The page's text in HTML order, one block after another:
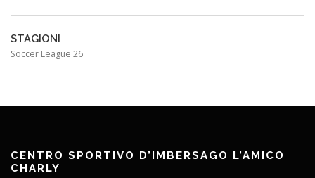
STAGIONI
Soccer League 26
CENTRO SPORTIVO D’IMBERSAGO L’AMICO
CHARLY